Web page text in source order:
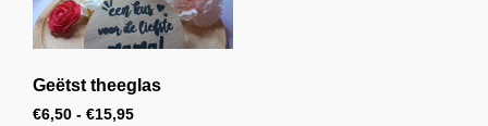
Geëtst theeglas
€6,50 - €15,95